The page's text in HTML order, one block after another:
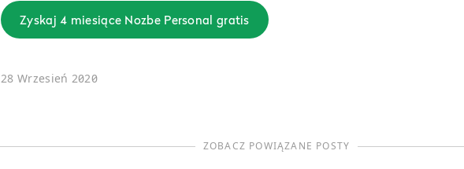
Zyskaj 4 miesiące Nozbe Personal gratis
28 Wrzesień 2020
ZOBACZ POWIĄZANE POSTY